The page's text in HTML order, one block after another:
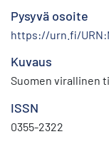
Pysyvä osoite
https://urn.fi/
Kuvaus
Suomen virallinen
ISSN
0355-2322